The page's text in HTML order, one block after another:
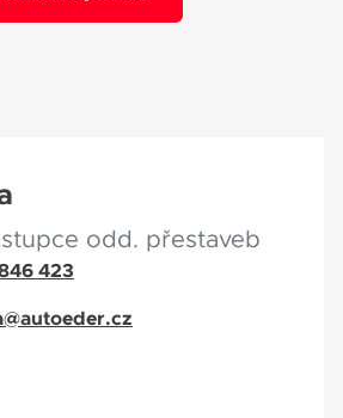
odd. přestaveb
423